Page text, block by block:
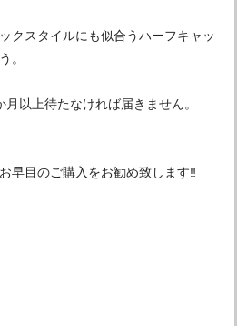
クスタイルにも似合うハーフキャッ
。
以上待たなければ届きません。
早目のご購入をお勧め致します‼︎